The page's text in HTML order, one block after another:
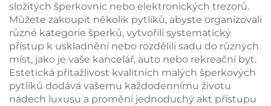
složitých šperkovnic nebo elektronických trezorů.
Můžete zakoupit několik pytlíků, abyste organizovali
různé kategorie šperků, vytvořili systematický
přístup k uskladnění nebo rozdělili sadu do různých
míst, jako je vaše kancelář, auto nebo rekreační byt.
Estetická přitažlivost kvalitních malých šperkových
pytlíků dodává vašemu každodennímu životu
nádech luxusu a promění jednoduchý akt přístupu